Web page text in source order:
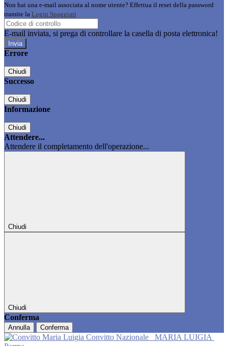
Non hai una e-mail associata al nome utente? Effettua il reset della password
tramite la Login Spaggiari
E-mail inviata, si prega di controllare la casella di posta elettronica!
Errore
Chiudi
Successo
Chiudi
Informazione
Chiudi
Attendere...
Attendere il completamento dell'operazione...
Chiudi
Chiudi
Conferma
Annulla Conferma
Convitto Nazionale
MARIA LUIGIA